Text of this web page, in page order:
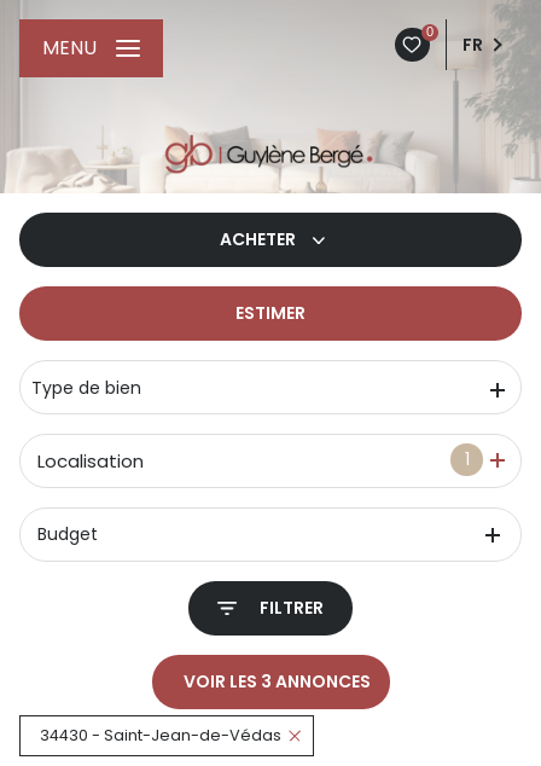
0
FR
MENU
ACHETER
De l'immo pro
ESTIMER
Type de bien
1
Localisation
Budget
FILTRER
VOIR LES 3 ANNONCES
34430 - Saint-Jean-de-Védas